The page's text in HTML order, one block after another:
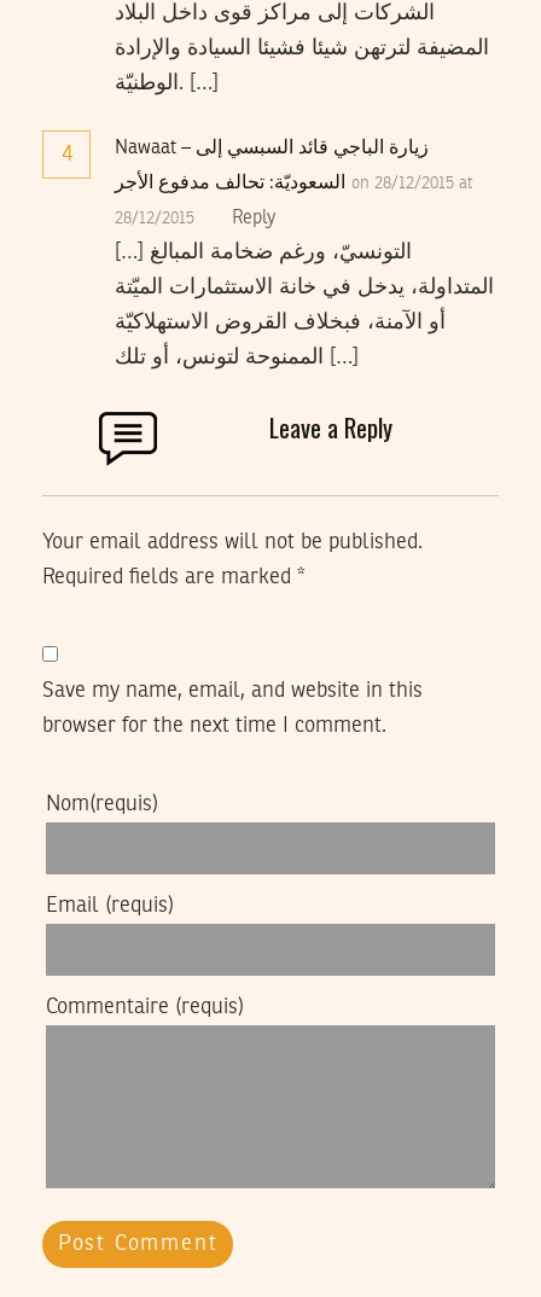
الشركات إلى مراكز قوى داخل البلاد
المضيفة لترتهن شيئا فشيئا السيادة والإرادة
الوطنيّة. […]
4
Nawaat – زيارة الباجي قائد السبسي إلى
السعوديّة: تحالف مدفوع الأجر
on 28/12/2015 at
28/12/2015 Reply
[…] التونسيّ، ورغم ضخامة المبالغ
المتداولة، يدخل في خانة الاستثمارات الميّتة
أو الآمنة، فبخلاف القروض الاستهلاكيّة
الممنوحة لتونس، أو تلك […]
Leave a Reply
Your email address will not be published.
Required fields are marked *
Save my name, email, and website in this
browser for the next time I comment.
Nom(requis)
Email (requis)
Commentaire (requis)